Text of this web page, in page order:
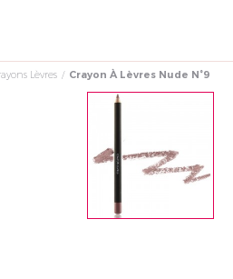
Lèvres Crayon À Lèvres Nude N°9